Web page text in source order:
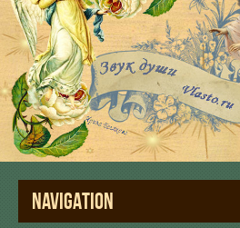
NAVIGATION